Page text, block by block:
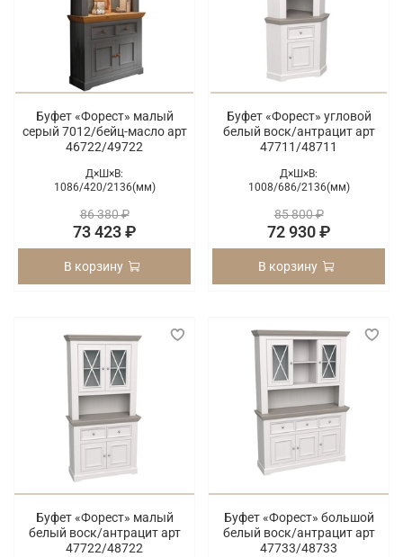
Буфет «Форест» малый
серый 7012/бейц-масло арт
46722/49722
Д×Ш×В:
1086/420/2136(мм)
86 380 ₽
73 423 ₽
В корзину
Буфет «Форест» угловой
белый воск/антрацит арт
47711/48711
Д×Ш×В:
1008/686/2136(мм)
85 800 ₽
72 930 ₽
В корзину
Буфет «Форест» малый
белый воск/антрацит арт
47722/48722
Буфет «Форест» большой
белый воск/антрацит арт
47733/48733